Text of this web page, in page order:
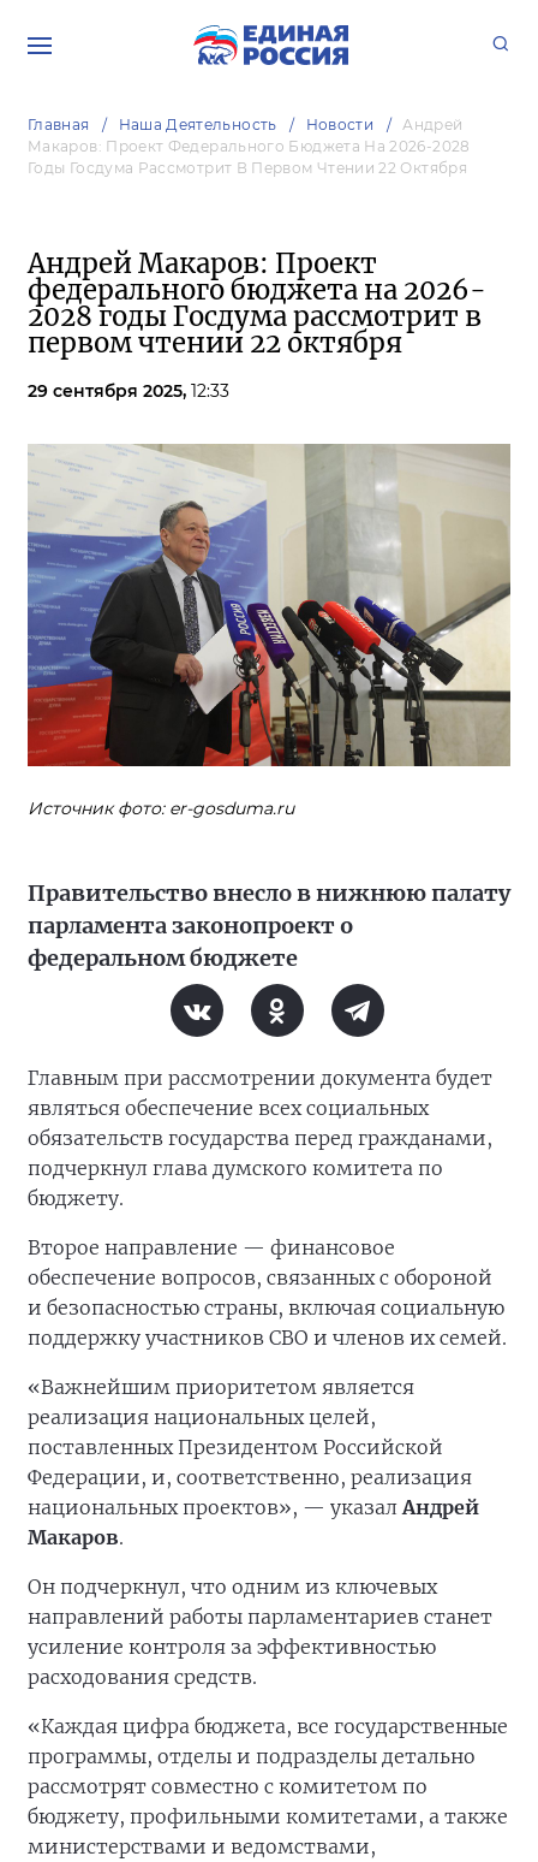
Главная Наша Деятельность Новости
Андрей
Макаров: Проект Федерального Бюджета На 2026-2028
Годы Госдума Рассмотрит В Первом Чтении 22 Октября
Андрей Макаров: Проект
федерального бюджета на 2026-
2028 годы Госдума рассмотрит в
первом чтении 22 октября
29 сентября 2025, 12:33
Источник фото: er-gosduma.ru
Правительство внесло в нижнюю палату
парламента законопроект о
федеральном бюджете
Главным при рассмотрении документа будет
являться обеспечение всех социальных
обязательств государства перед гражданами,
подчеркнул глава думского комитета по
бюджету.
Второе направление — финансовое
обеспечение вопросов, связанных с обороной
и безопасностью страны, включая социальную
поддержку участников СВО и членов их семей.
«Важнейшим приоритетом является
реализация национальных целей,
поставленных Президентом Российской
Федерации, и, соответственно, реализация
национальных проектов», — указалАндрей
Макаров.
Он подчеркнул, что одним из ключевых
направлений работы парламентариев станет
усиление контроля за эффективностью
расходования средств.
«Каждая цифра бюджета, все государственные
программы, отделы и подразделы детально
рассмотрят совместно с комитетом по
бюджету, профильными комитетами, а также
министерствами и ведомствами,